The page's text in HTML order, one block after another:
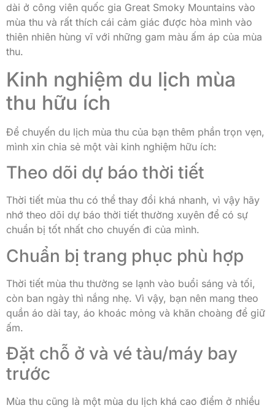
dài ở công viên quốc gia Great Smoky Mountains vào
mùa thu và rất thích cái cảm giác được hòa mình vào
thiên nhiên hùng vĩ với những gam màu ấm áp của mùa
thu.
Kinh nghiệm du lịch mùa
thu hữu ích
Để chuyến du lịch mùa thu của bạn thêm phần trọn vẹn,
mình xin chia sẻ một vài kinh nghiệm hữu ích:
Theo dõi dự báo thời tiết
Thời tiết mùa thu có thể thay đổi khá nhanh, vì vậy hãy
nhớ theo dõi dự báo thời tiết thường xuyên để có sự
chuẩn bị tốt nhất cho chuyến đi của mình.
Chuẩn bị trang phục phù hợp
Thời tiết mùa thu thường se lạnh vào buổi sáng và tối,
còn ban ngày thì nắng nhẹ. Vì vậy, bạn nên mang theo
quần áo dài tay, áo khoác mỏng và khăn choàng để giữ
ấm.
Đặt chỗ ở và vé tàu/máy bay
trước
Mùa thu cũng là một mùa du lịch khá cao điểm ở nhiều